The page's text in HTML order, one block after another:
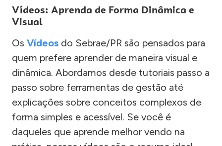
Vídeos: Aprenda de Forma Dinâmica e
Visual
Os Vídeos do Sebrae/PR são pensados para
quem prefere aprender de maneira visual e
dinâmica. Abordamos desde tutoriais passo a
passo sobre ferramentas de gestão até
explicações sobre conceitos complexos de
forma simples e acessível. Se você é
daqueles que aprende melhor vendo na